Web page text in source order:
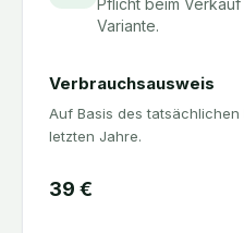
Pflicht beim
Variante.
Verbrauchsausweis
Auf Basis des
letzten Jahre.
39 €